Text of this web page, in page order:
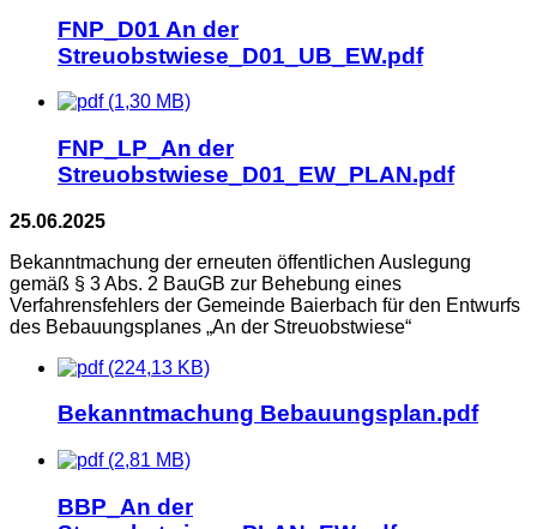
FNP_D01 An der
Streuobstwiese_D01_UB_EW.pdf
(1,30 MB)
FNP_LP_An der
Streuobstwiese_D01_EW_PLAN.pdf
25.06.2025
Bekanntmachung der erneuten öffentlichen Auslegung
gemäß § 3 Abs. 2 BauGB zur Behebung eines
Verfahrensfehlers der Gemeinde Baierbach für den Entwurfs
des Bebauungsplanes „An der Streuobstwiese“
(224,13 KB)
Bekanntmachung Bebauungsplan.pdf
(2,81 MB)
BBP_An der